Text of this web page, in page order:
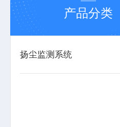
产品分类
扬尘监测系统